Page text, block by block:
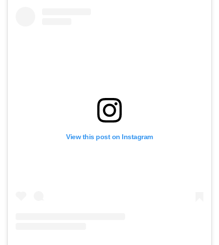
View this post on Instagram